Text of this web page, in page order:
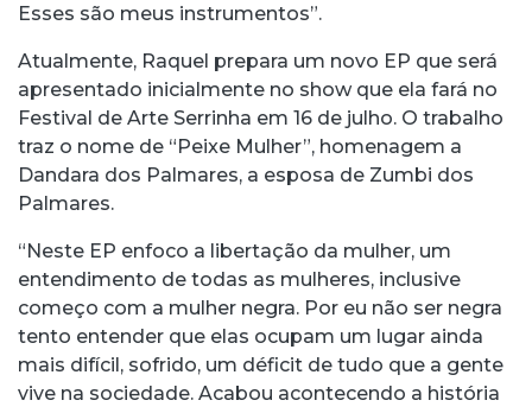
Esses são meus instrumentos”.
Atualmente, Raquel prepara um novo EP que será
apresentado inicialmente no show que ela fará no
Festival de Arte Serrinha em 16 de julho. O trabalho
traz o nome de “Peixe Mulher”, homenagem a
Dandara dos Palmares, a esposa de Zumbi dos
Palmares.
“Neste EP enfoco a libertação da mulher, um
entendimento de todas as mulheres, inclusive
começo com a mulher negra. Por eu não ser negra
tento entender que elas ocupam um lugar ainda
mais difícil, sofrido, um déficit de tudo que a gente
vive na sociedade. Acabou acontecendo a história